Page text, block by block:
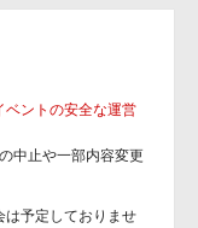
ベントの安全な運営
中止や一部内容変更
は予定しておりませ